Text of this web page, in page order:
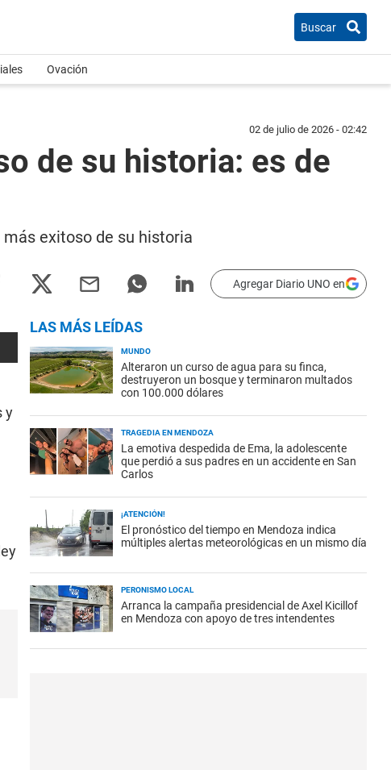
Buscar
Ovación
02 de julio de 2026 - 02:42
de su historia: es de
exitoso de su historia
Agregar Diario UNO en
y
LAS MÁS LEÍDAS
MUNDO
Alteraron un curso de agua para su finca,
destruyeron un bosque y terminaron multados
con 100.000 dólares
TRAGEDIA EN MENDOZA
La emotiva despedida de Ema, la adolescente
que perdió a sus padres en un accidente en San
Carlos
¡ATENCIÓN!
El pronóstico del tiempo en Mendoza indica
múltiples alertas meteorológicas en un mismo día
PERONISMO LOCAL
Arranca la campaña presidencial de Axel Kicillof
en Mendoza con apoyo de tres intendentes